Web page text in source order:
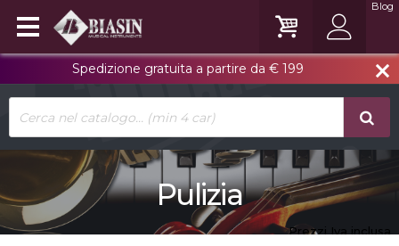
close
Spedizione gratuita a partire da € 199
Blog
Pulizia
Prezzi Iva inclusa